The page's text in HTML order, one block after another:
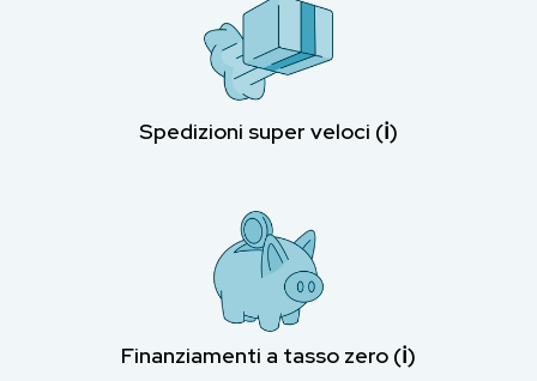
Spedizioni super veloci (ℹ︎)
Finanziamenti a tasso zero (ℹ︎)